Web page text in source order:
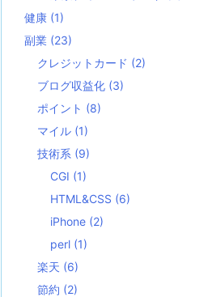
健康 (1)
副業 (23)
クレジットカード (2)
ブログ収益化 (3)
ポイント (8)
マイル (1)
技術系 (9)
CGI (1)
HTML&CSS (6)
iPhone (2)
perl (1)
楽天 (6)
節約 (2)